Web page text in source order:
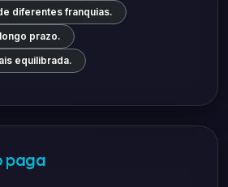
diferentes franquias.
prazo.
equilibrada.
paga